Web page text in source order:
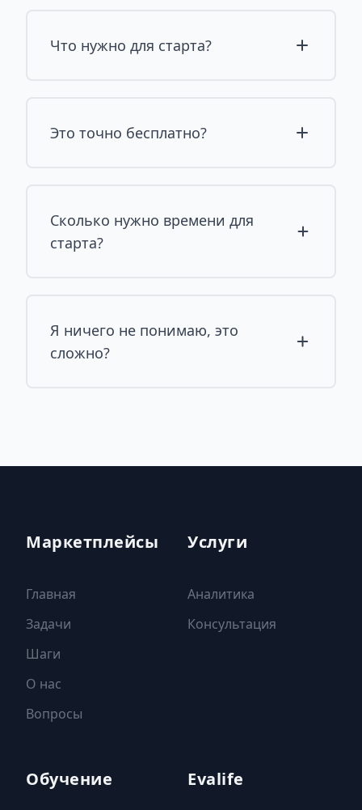
Что нужно для старта?
Это точно бесплатно?
Сколько нужно времени для
старта?
Я ничего не понимаю, это
сложно?
Маркетплейсы
Главная
Задачи
Шаги
О нас
Вопросы
Услуги
Аналитика
Консультация
Обучение Evalife